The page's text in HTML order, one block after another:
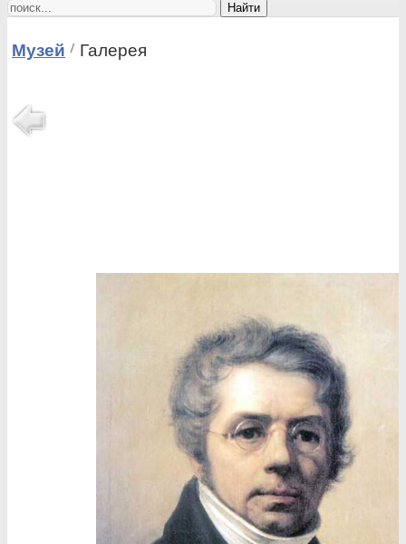
Найти
Музей Галерея